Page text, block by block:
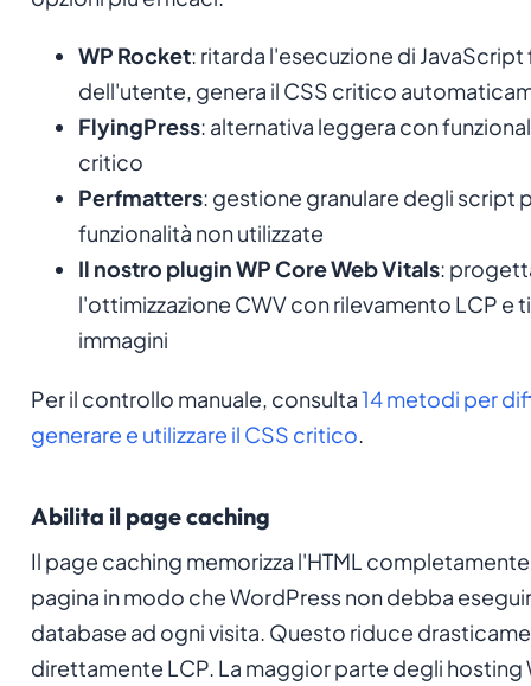
WP Rocket: ritarda l'esecuzione di
dell'utente, genera il CSS critico
FlyingPress: alternativa leggera con
critico
Perfmatters: gestione granulare degli script
funzionalità non utilizzate
Il nostro plugin WP Core Web Vitals:
l'ottimizzazione CWV con rilevamento LCP e
immagini
Per il controllo manuale, consulta14 metodi per
generare e utilizzare il CSS critico
Abilita il page caching
Il page caching memorizza l'HTML
pagina in modo che WordPress non debba
database ad ogni visita. Questo riduce
direttamente LCP. La maggior parte degli hosting